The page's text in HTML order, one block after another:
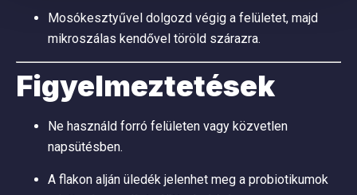
Mosókesztyűvel dolgozd végig a felületet, majd
mikroszálas kendővel töröld szárazra.
Figyelmeztetések
Ne használd forró felületen vagy közvetlen
napsütésben.
A flakon alján üledék jelenhet meg a probiotikumok